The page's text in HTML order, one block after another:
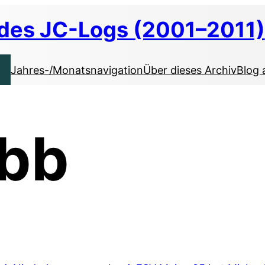
JC-Logs (2001–2011)
Jahres-/MonatsnavigationÜber dieses ArchivBlog